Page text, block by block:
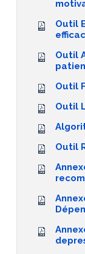
Outil
Outil
Outil
Outil
Outil